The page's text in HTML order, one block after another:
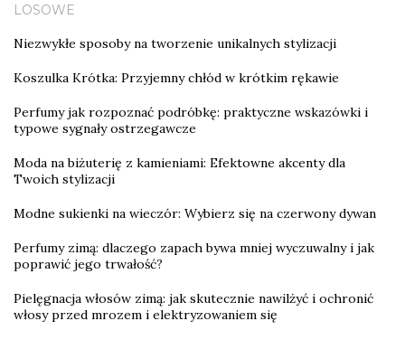
LOSOWE
Niezwykłe sposoby na tworzenie unikalnych stylizacji
Koszulka Krótka: Przyjemny chłód w krótkim rękawie
Perfumy jak rozpoznać podróbkę: praktyczne wskazówki i
typowe sygnały ostrzegawcze
Moda na biżuterię z kamieniami: Efektowne akcenty dla
Twoich stylizacji
Modne sukienki na wieczór: Wybierz się na czerwony dywan
Perfumy zimą: dlaczego zapach bywa mniej wyczuwalny i jak
poprawić jego trwałość?
Pielęgnacja włosów zimą: jak skutecznie nawilżyć i ochronić
włosy przed mrozem i elektryzowaniem się